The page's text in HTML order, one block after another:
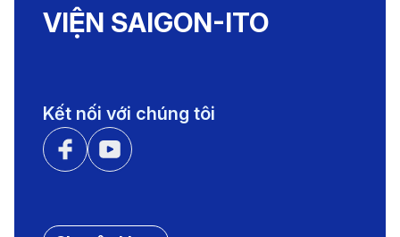
VIỆN SAIGON-ITO
Kết nối với chúng tôi